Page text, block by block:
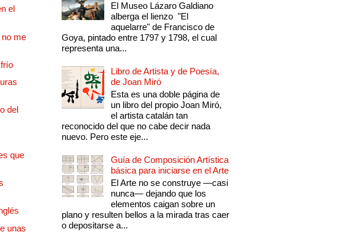
el
no me
del
que
unas
El Museo Lázaro Galdiano
alberga el lienzo "El
aquelarre" de Francisco de
Goya, pintado entre 1797 y 1798, el cual
representa una...
Libro de Artista y de Poesía,
de Joan Miró
Esta es una doble página de
un libro del propio Joan Miró,
el artista catalán tan
reconocido del que no cabe decir nada
nuevo. Pero este eje...
Guía de Composición Artística
básica para iniciarse en el Arte
El Arte no se construye —casi
nunca— dejando que los
elementos caigan sobre un
plano y resulten bellos a la mirada tras caer
o depositarse a...